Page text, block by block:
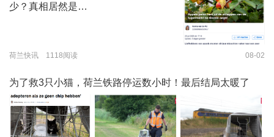
少？真相居然是…
荷兰快讯 1118阅读 08-02
为了救3只小猫，荷兰铁路停运数小时！最后结局太暖了